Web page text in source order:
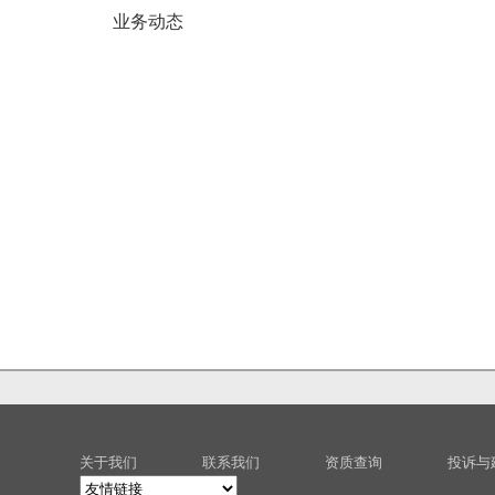
业务动态
关于我们 联系我们 资质查询 投诉与